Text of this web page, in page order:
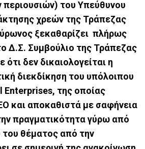
του Υπεύθυνου
χρεών της Τράπεζας
ξεκαθαρίζει πλήρως
Δ.Σ. Συμβούλιο της Τράπεζας
δεν δικαιολογείται η
διεκδίκηση του υπόλοιπου
Enterprises, της οποίας
και αποκαθιστά με σαφήνεια
πραγματικότητα γύρω από
του θέματος από την